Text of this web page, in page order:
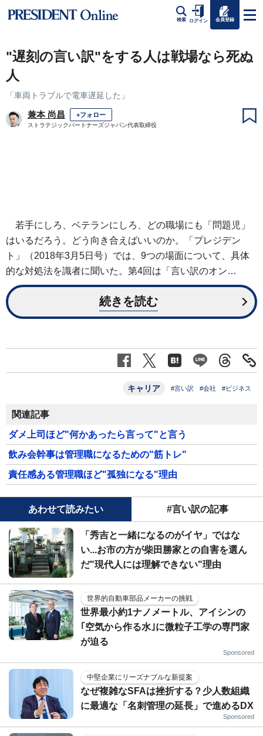
検索 ログイン 会員登録
"遅刻の言い訳"をする人は戦場なら死ぬ
人
「車両トラブルで電車遅延した」
兼本 尚昌 +フォロー
ストラテジックパートナーズジャパン代表取締役
若手にしろ、ベテランにしろ、どの職場にも「問題児」
はいるだろう。どう向き合えばいいのか。「プレジデン
ト」（2018年3月5日号）では、9つの場面について、具体
的な対処法を識者に聞いた。第4回は「言い訳のオン…
続きを読む
キャリア #言い訳 #会社 #ビジネス
関連記事
ダメ上司ほど"何かあったら言って"と言う
飲み会幹事は管理職になるための"筋トレ"
責任感ある管理職ほど"孤独になる"理由
あわせて読みたい #言い訳の記事
「秀吉と一緒になるのがイヤ」ではな
い...お市の方が柴田勝家との自害を選ん
だ"現代人には理解できない"理由
世界的自動車部品メーカーの挑戦
世界最小約1ナノメートル、アイシンの
｢空気から作る水｣に微粒子工学の専門家
が迫る
Sponsored
中堅企業にリーズナブルな新提案
なぜ複雑なSFAは挫折する？少人数組織
に最適な「名刺管理の延長」で進めるDX
Sponsored